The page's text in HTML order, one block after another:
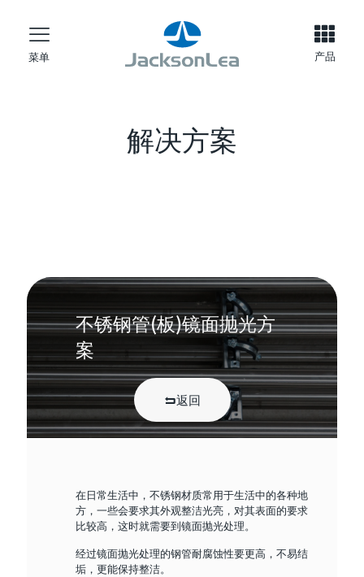
菜单 产品
解决方案
不锈钢管(板)镜面抛光方
案
返回
在日常生活中，不锈钢材质常用于生活中的各种地
方，一些会要求其外观整洁光亮，对其表面的要求
比较高，这时就需要到镜面抛光处理。
经过镜面抛光处理的钢管耐腐蚀性要更高，不易结
垢，更能保持整洁。